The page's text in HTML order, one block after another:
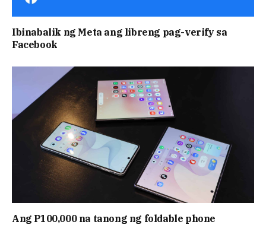
Ibinabalik ng Meta ang libreng pag-verify sa
Facebook
Ang P100,000 na tanong ng foldable phone